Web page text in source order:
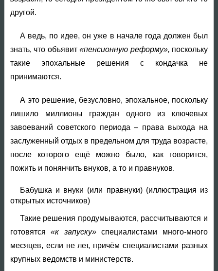
другой.
А ведь, по идее, он уже в начале года должен был
знать, что объявит«пенсионную реформу», поскольку
такие эпохальные решения с кондачка не
принимаются.
А это решение, безусловно, эпохальное, поскольку
лишило миллионы граждан одного из ключевых
завоеваний советского периода – права выхода на
заслуженный отдых в предельном для труда возрасте,
после которого ещё можно было, как говорится,
пожить и понянчить внуков, а то и правнуков.
Бабушка и внуки (или правнуки) (иллюстрация из
открытых источников)
Такие решения продумываются, рассчитываются и
готовятся«к запуску»специалистами много-много
месяцев, если не лет, причём специалистами разных
крупных ведомств и министерств.